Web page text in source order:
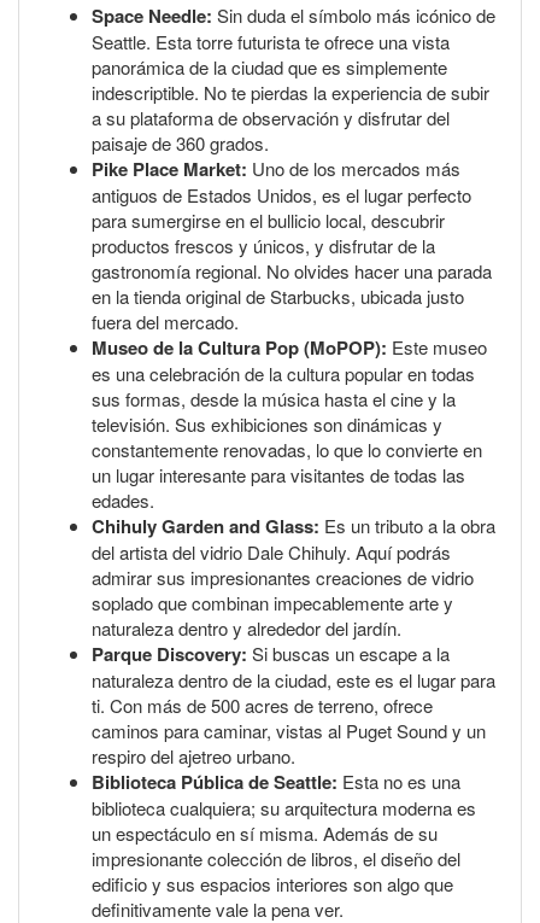
Space Needle: Sin duda el símbolo más icónico de
Seattle. Esta torre futurista te ofrece una vista
panorámica de la ciudad que es simplemente
indescriptible. No te pierdas la experiencia de subir
a su plataforma de observación y disfrutar del
paisaje de 360 grados.
Pike Place Market: Uno de los mercados más
antiguos de Estados Unidos, es el lugar perfecto
para sumergirse en el bullicio local, descubrir
productos frescos y únicos, y disfrutar de la
gastronomía regional. No olvides hacer una parada
en la tienda original de Starbucks, ubicada justo
fuera del mercado.
Museo de la Cultura Pop (MoPOP): Este museo
es una celebración de la cultura popular en todas
sus formas, desde la música hasta el cine y la
televisión. Sus exhibiciones son dinámicas y
constantemente renovadas, lo que lo convierte en
un lugar interesante para visitantes de todas las
edades.
Chihuly Garden and Glass: Es un tributo a la obra
del artista del vidrio Dale Chihuly. Aquí podrás
admirar sus impresionantes creaciones de vidrio
soplado que combinan impecablemente arte y
naturaleza dentro y alrededor del jardín.
Parque Discovery: Si buscas un escape a la
naturaleza dentro de la ciudad, este es el lugar para
ti. Con más de 500 acres de terreno, ofrece
caminos para caminar, vistas al Puget Sound y un
respiro del ajetreo urbano.
Biblioteca Pública de Seattle: Esta no es una
biblioteca cualquiera; su arquitectura moderna es
un espectáculo en sí misma. Además de su
impresionante colección de libros, el diseño del
edificio y sus espacios interiores son algo que
definitivamente vale la pena ver.